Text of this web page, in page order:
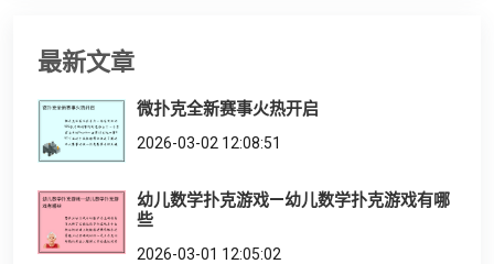
最新文章
微扑克全新赛事火热开启
2026-03-02 12:08:51
幼儿数学扑克游戏—幼儿数学扑克游戏有哪
些
2026-03-01 12:05:02